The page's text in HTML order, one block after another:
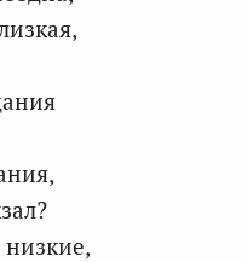
низкие,